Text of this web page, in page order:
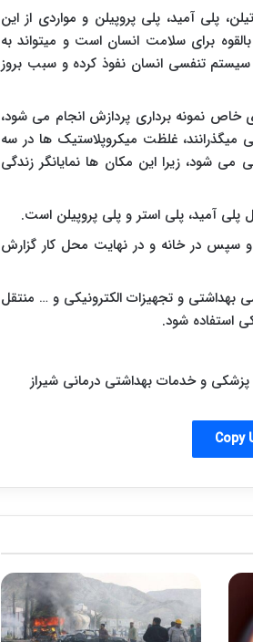
پلی آمید، پلی پروپیلن و مواردی از این
برای سلامت انسان است و می­تواند به
تنفسی انسان نفوذ کرده و سبب بروز
نمونه برداری پردازش انجام می ­شود،
محیط های داخلی می­گذرانند، غلظت میکروپلاستیک ها در سه
شود، زیرا این مکان ها نمایانگر زندگی
آمید، پلی استر و پلی پروپیلن است.
سپس در خانه و در نهایت محل کار گزارش
بهداشتی و تجهیزات الکترونیکی و … منتقل
استفاده شود.
و خدمات بهداشتی درمانی شیراز
Copy